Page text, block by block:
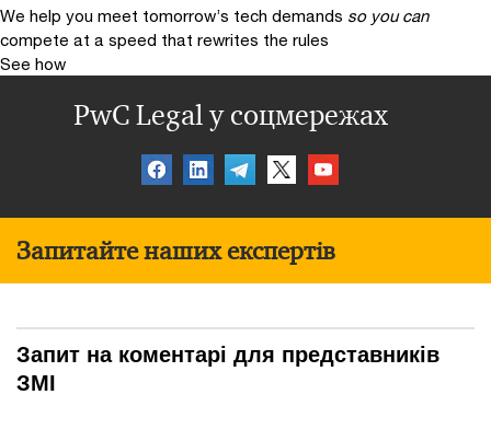
We help you meet tomorrow’s tech demands so you can
compete at a speed that rewrites the rules
See how
PwC Legal у соцмережах
Запитайте наших експертів
Запит на коментарі для представників
ЗМІ